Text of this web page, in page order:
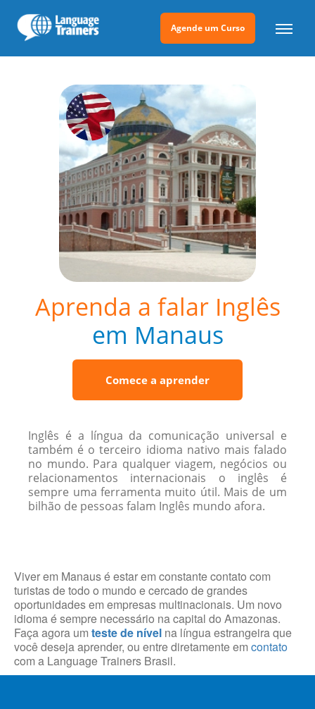
Agende um Curso
Aprenda a falar Inglês
em Manaus
Comece a aprender
Inglês é a língua da comunicação universal e
também é o terceiro idioma nativo mais falado
no mundo. Para qualquer viagem, negócios ou
relacionamentos internacionais o inglês é
sempre uma ferramenta muito útil. Mais de um
bilhão de pessoas falam Inglês mundo afora.
Viver em Manaus é estar em constante contato com
turistas de todo o mundo e cercado de grandes
oportunidades em empresas multinacionais. Um novo
idioma é sempre necessário na capital do Amazonas.
Faça agora um teste de nível na língua estrangeira que
você deseja aprender, ou entre diretamente em contato
com a Language Trainers Brasil.